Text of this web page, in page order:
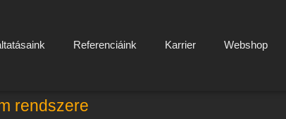
Referenciáink Karrier Webshop
rendszere